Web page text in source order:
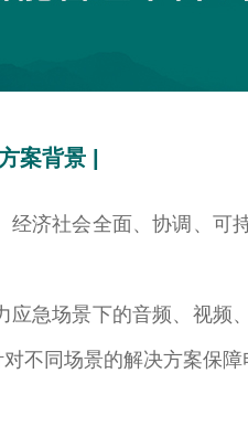
方案背景 |
济社会全面、协调、可
应急场景下的音频、视
不同场景的解决方案保障